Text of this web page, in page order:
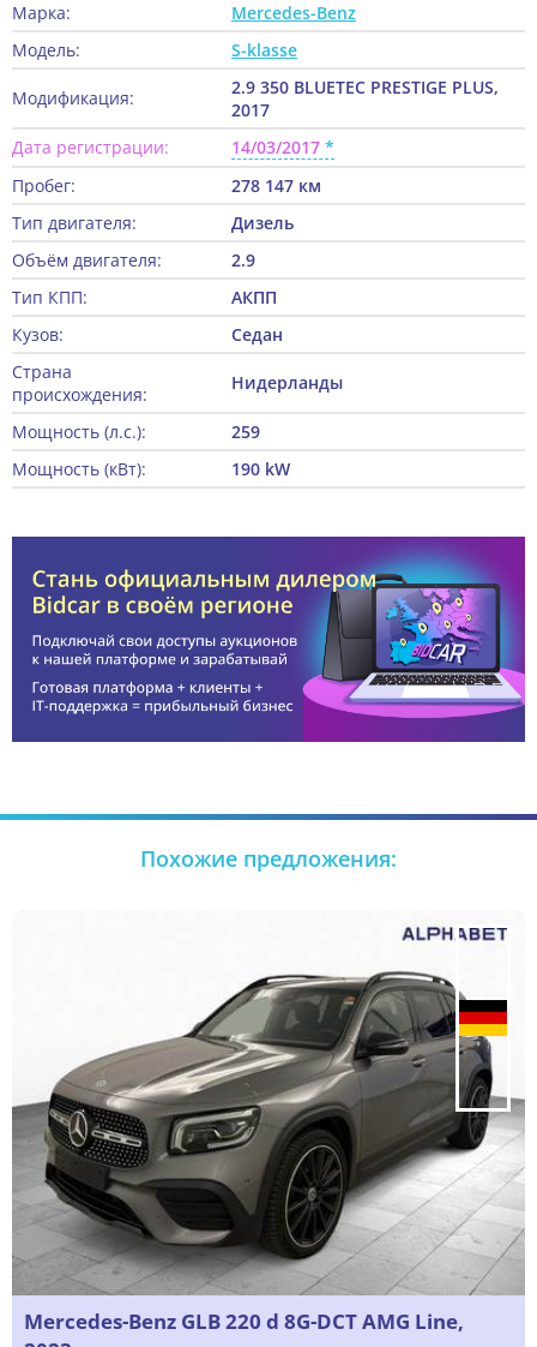
Марка:
Mercedes-Benz
Модель:
S-klasse
Модификация:
2.9 350 BLUETEC PRESTIGE PLUS,
2017
Дата регистрации:
14/03/2017
Пробег:
278 147 км
Тип двигателя:
Дизель
Объём двигателя:
2.9
Тип КПП:
АКПП
Кузов:
Седан
Страна
происхождения:
Нидерланды
Мощность (л.с.):
259
Мощность (кВт):
190 kW
Похожие предложения:
Mercedes-Benz GLB 220 d 8G-DCT AMG Line,